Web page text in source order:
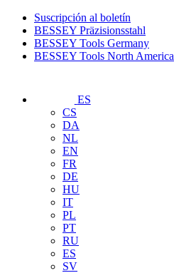
Suscripción al boletín
BESSEY Präzisionsstahl
BESSEY Tools Germany
BESSEY Tools North America
ES
CS
DA
NL
EN
FR
DE
HU
IT
PL
PT
RU
ES
SV